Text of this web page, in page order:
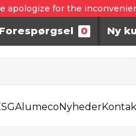
apologize for the
Forespørgsel 0 Ny
AlumecoNyheder